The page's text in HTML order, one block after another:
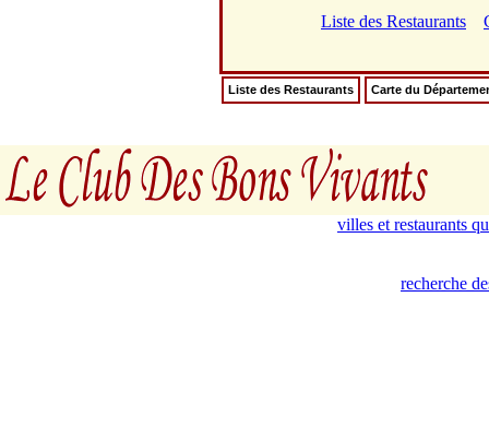
Liste des Restaurants
Liste des Restaurants Carte du
villes et restaurants
recherche